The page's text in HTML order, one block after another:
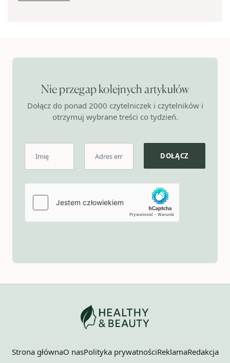
Nie przegap kolejnych artykułów
Dołącz do ponad 2000 czytelniczek i czytelników i
otrzymuj wybrane treści co tydzień.
Strona głównaO nasPolityka prywatnościReklamaRedakcja